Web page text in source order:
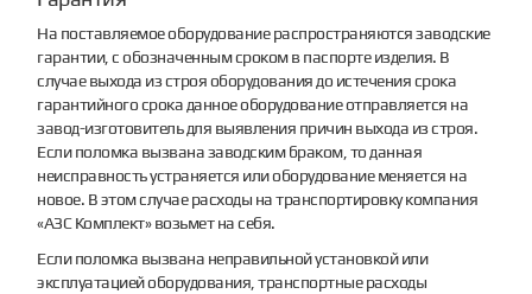
На поставляемое оборудование распространяются заводские
гарантии, с обозначенным сроком в паспорте изделия. В
случае выхода из строя оборудования до истечения срока
гарантийного срока данное оборудование отправляется на
завод-изготовитель для выявления причин выхода из строя.
Если поломка вызвана заводским браком, то данная
неисправность устраняется или оборудование меняется на
новое. В этом случае расходы на транспортировку компания
«АЗС Комплект» возьмет на себя.
Если поломка вызвана неправильной установкой или
эксплуатацией оборудования, транспортные расходы